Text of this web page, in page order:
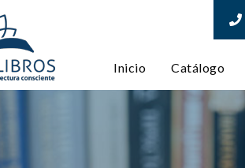
Inicio Catálogo